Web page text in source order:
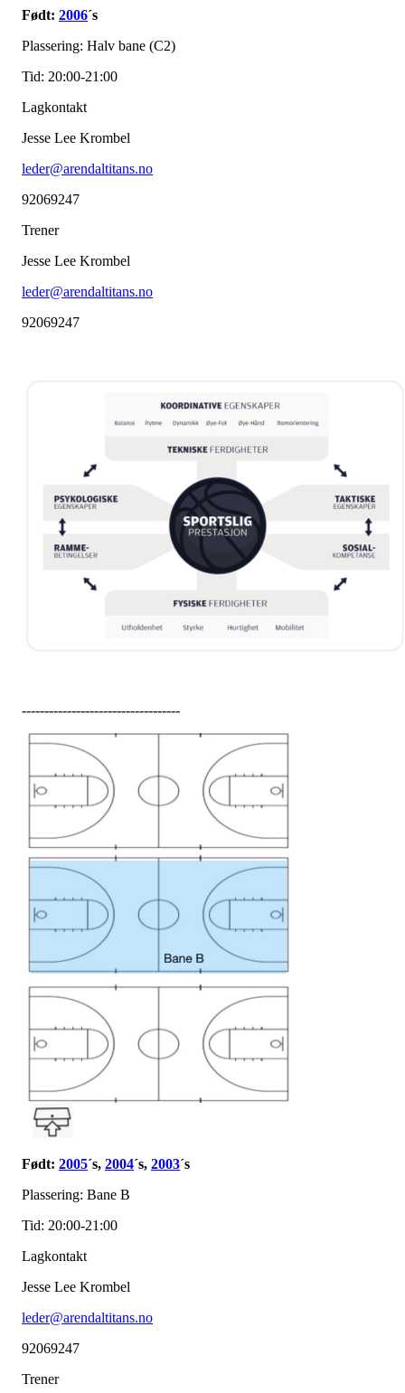
Født: 2006´s
Plassering: Halv bane (C2)
Tid: 20:00-21:00
Lagkontakt
Jesse Lee Krombel
leder@arendaltitans.no
92069247
Trener
Jesse Lee Krombel
leder@arendaltitans.no
92069247
-----------------------------------
Født: 2005´s, 2004´s, 2003´s
Plassering: Bane B
Tid: 20:00-21:00
Lagkontakt
Jesse Lee Krombel
leder@arendaltitans.no
92069247
Trener